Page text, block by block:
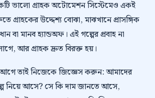
ভালো গ্রাহক অটোমেশন সিস্টেমেও একই
গ্রাহকের উদ্দেশ্য বোঝা, মাঝখানে প্রাসঙ্গিক
বা মানব হ্যান্ডঅফ। এই গল্পের প্রবাহ না
আর গ্রাহক দ্রুত বিরক্ত হয়।
তাই নিজেকে জিজ্ঞেস করুন: আমাদের
নিয়ে আসে? সে কি দাম জানতে আসে,